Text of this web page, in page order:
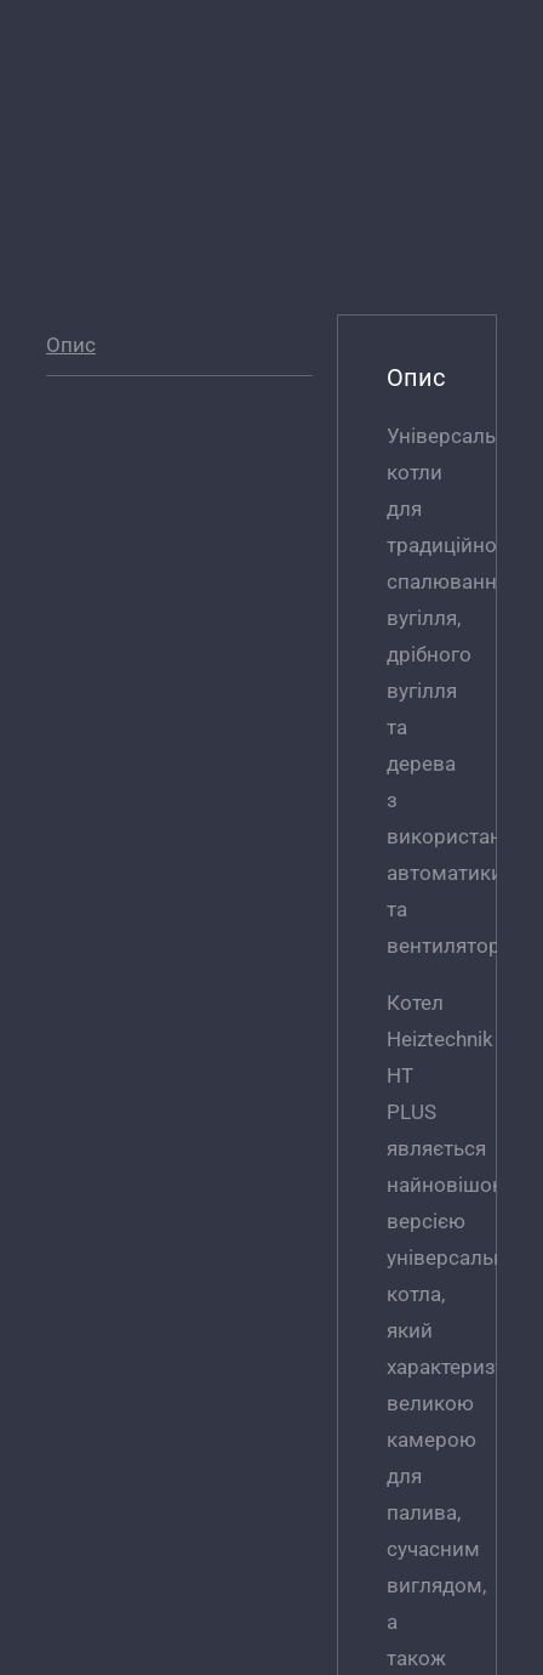
Опис
Опис
Універсальні
котли
для
традиційного
спалювання
вугілля,
дрібного
вугілля
та
дерева
з
використанням
автоматики
та
вентилятора.
Котел
Heiztechnik
HT
PLUS
являється
найновішою
версією
універсального
котла,
який
великою
камерою
для
палива,
сучасним
виглядом,
а
також